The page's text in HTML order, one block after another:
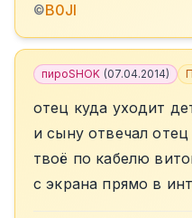
©B0JI
пироSHOK (07.04.2014)
отец куда уходит
и сыну отвечал отец
твоё по кабелю
с экрана прямо в